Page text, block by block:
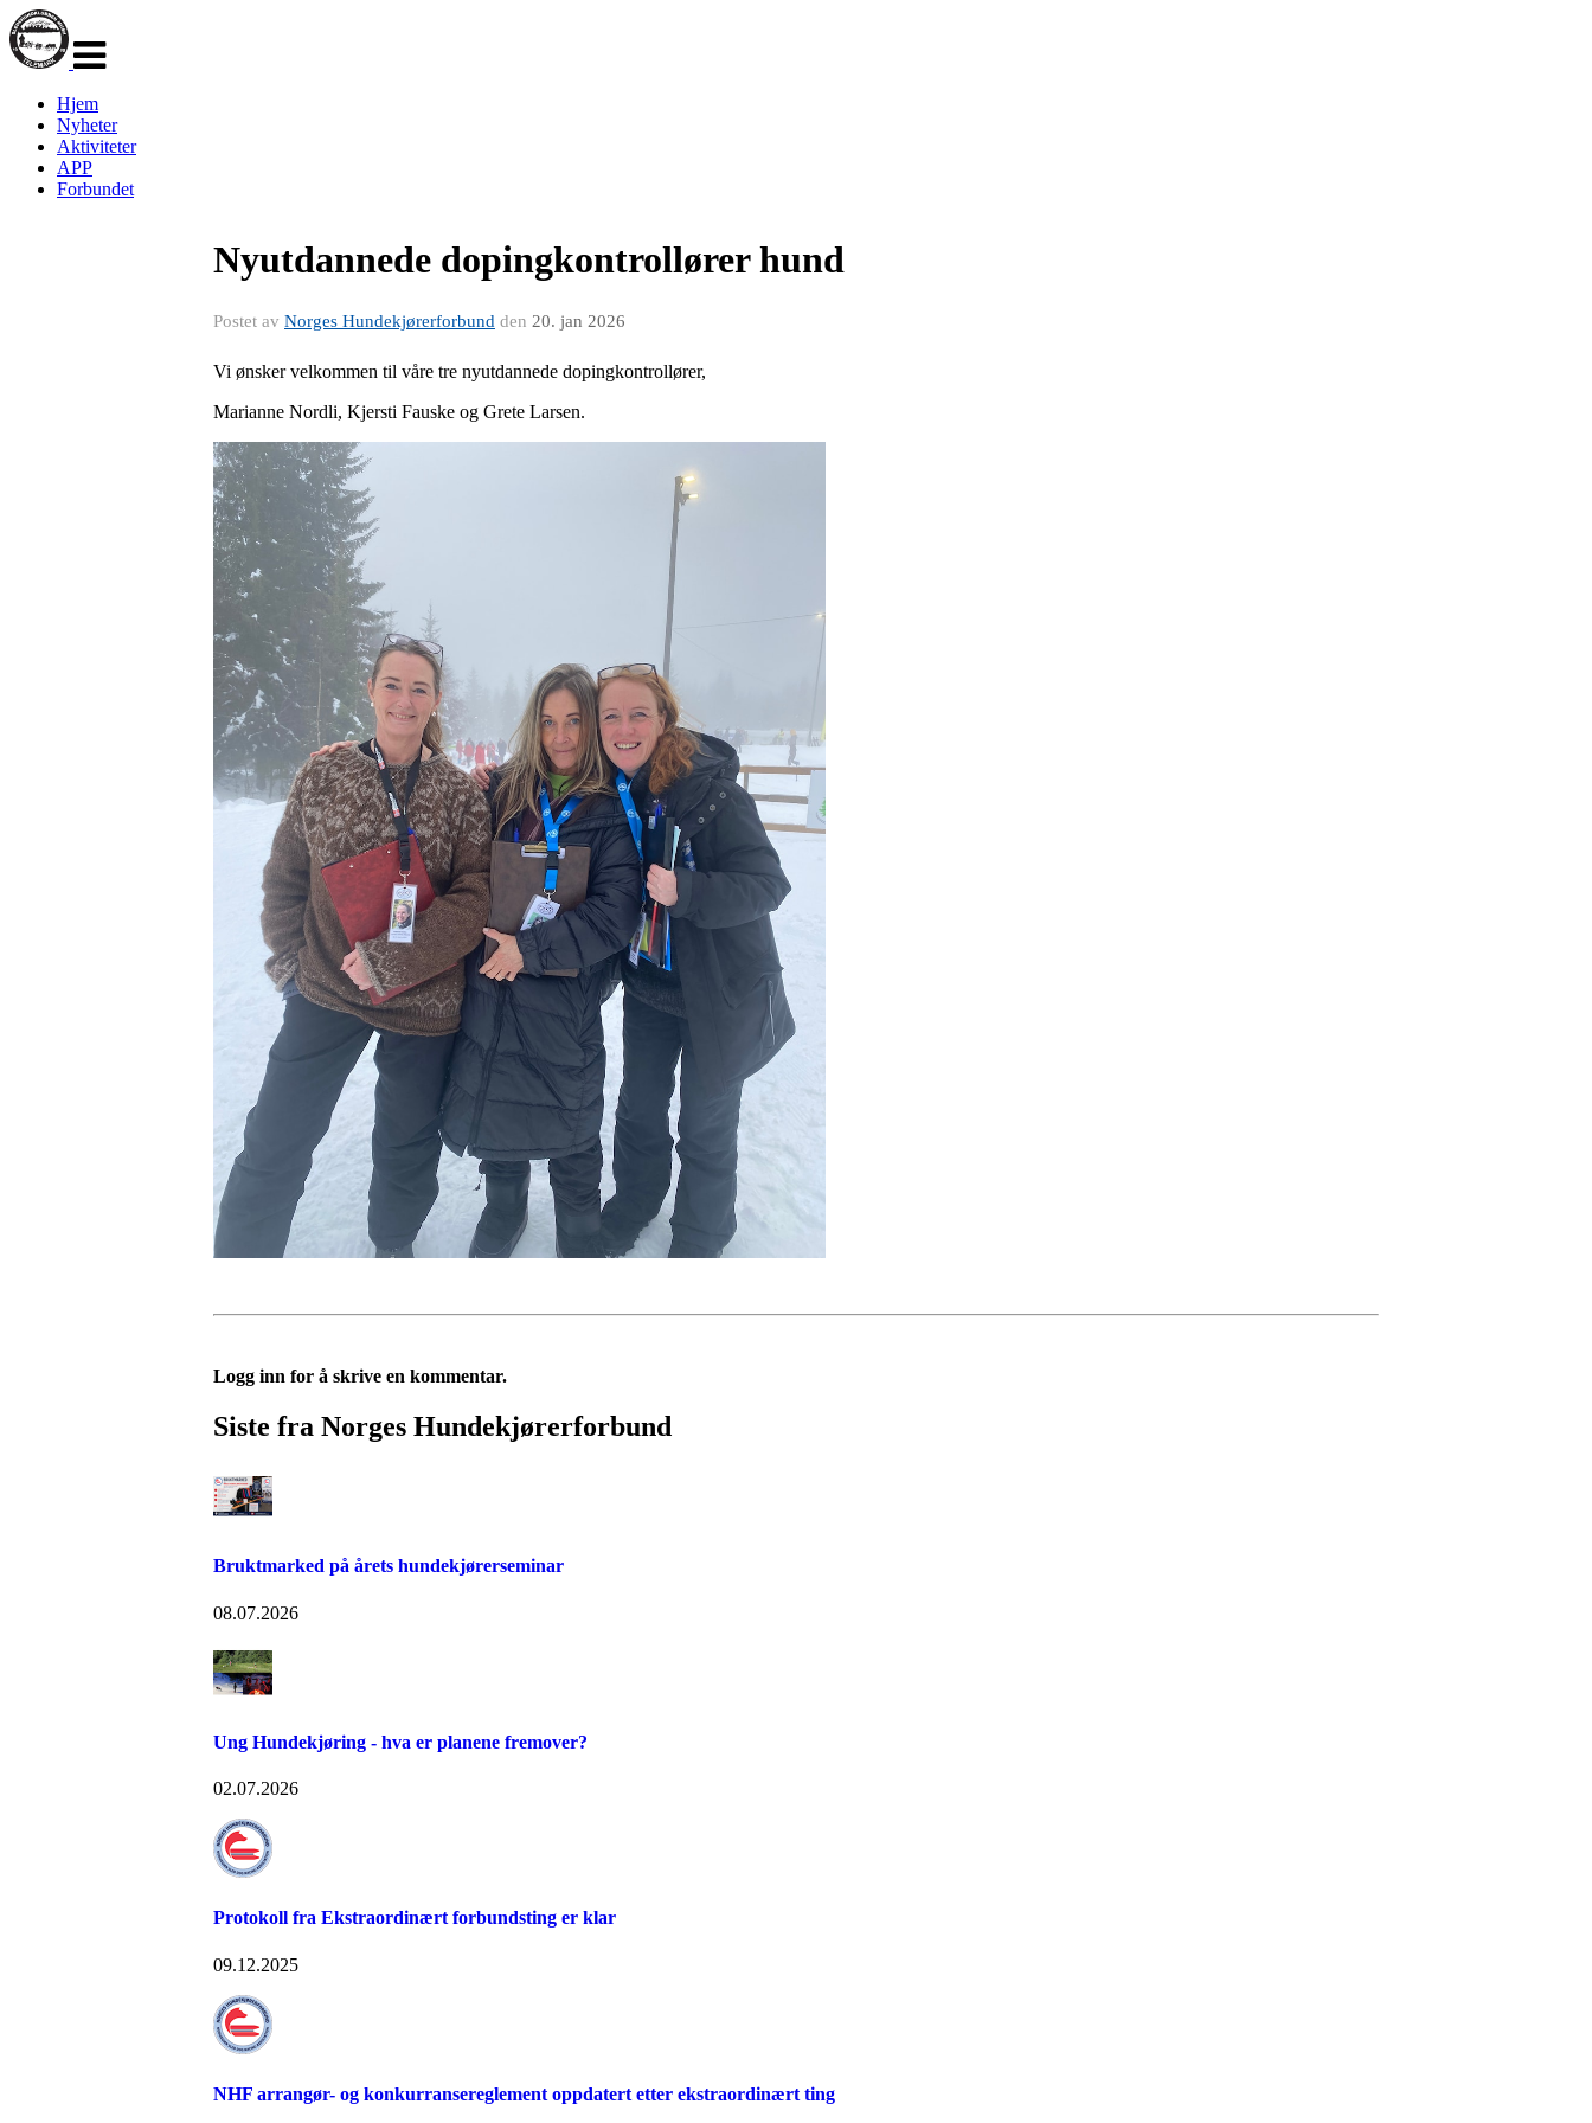
navigasjon
Hjem
Nyheter
Aktiviteter
APP
Forbundet
Nyutdannede dopingkontrollører hund
Postet av Norges Hundekjørerforbund den 20. jan 2026
Vi ønsker velkommen til våre tre nyutdannede dopingkontrollører,
Marianne Nordli, Kjersti Fauske og Grete Larsen.
Logg inn for å skrive en kommentar.
Siste fra Norges Hundekjørerforbund
Bruktmarked på årets hundekjørerseminar
08.07.2026
Ung Hundekjøring - hva er planene fremover?
02.07.2026
Protokoll fra Ekstraordinært forbundsting er klar
09.12.2025
NHF arrangør- og konkurransereglement oppdatert etter ekstraordinært ting